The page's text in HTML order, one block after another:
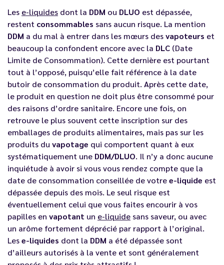
Les e-liquides dont la DDM ou DLUO est dépassée,
restent consommables sans aucun risque. La mention
DDM a du mal à entrer dans les mœurs desvapoteurs et
beaucoup la confondent encore avec la DLC (Date
Limite de Consommation). Cette dernière est pourtant
tout à l’opposé, puisqu’elle fait référence à la date
butoir de consommation du produit. Après cette date,
le produit en question ne doit plus être consommé pour
des raisons d’ordre sanitaire. Encore une fois, on
retrouve le plus souvent cette inscription sur des
emballages de produits alimentaires, mais pas sur les
produits duvapotage qui comportent quant à eux
systématiquement une DDM/DLUO. Il n’y a donc aucune
inquiétude à avoir si vous vous rendez compte que la
date de consommation conseillée de votree-liquide est
dépassée depuis des mois. Le seul risque est
éventuellement celui que vous faites encourir à vos
papilles en vapotant un e-liquide sans saveur, ou avec
un arôme fortement déprécié par rapport à l’original.
Lese-liquides dont la DDM a été dépassée sont
d’ailleurs autorisés à la vente et sont généralement